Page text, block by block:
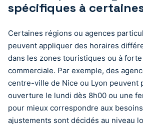
spécifiques à
Certaines régions ou agences
peuvent appliquer des horaires
dans les zones touristiques ou à
commerciale. Par exemple, des
centre-ville de Nice ou Lyon peuvent
ouverture le lundi dès 8h00 ou une
pour mieux correspondre aux
ajustements sont décidés au niveau